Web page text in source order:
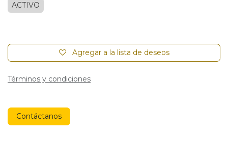
ACTIVO
Agregar a la lista de deseos
Términos y condiciones
Contáctanos